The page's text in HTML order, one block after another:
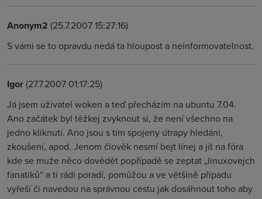
Anonym2 (25.7.2007 15:27:16)
S vámi se to opravdu nedá ta hloupost a neinformovatelnost.
Igor(27.7.2007 01:17:25)
Já jsem uživatel woken a teď přecházím na ubuntu 7.04.
Ano začátek byl těžkej zvyknout si, že není všechno na
jedno kliknutí. Ano jsou s tím spojeny útrapy hledáni,
zkoušení, apod. Jenom člověk nesmí bejt línej a jít na fóra
kde se muže něco dovědět popřípadě se zeptat „linuxovejch
fanatiků“ a ti rádi poradí, pomůžou a ve většině případu
vyřeší či navedou na správnou cestu jak dosáhnout toho aby